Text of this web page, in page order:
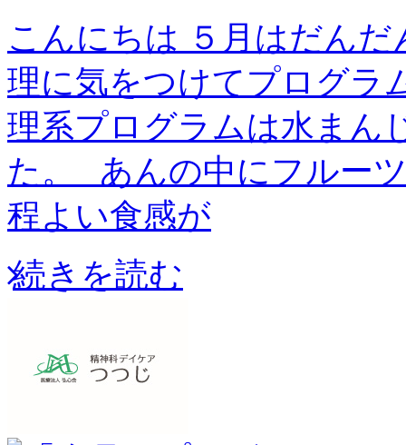
こんにちは ５月はだん
理に気をつけてプログラ
理系プログラムは水まん
た。 あんの中にフルー
程よい食感が
続きを読む